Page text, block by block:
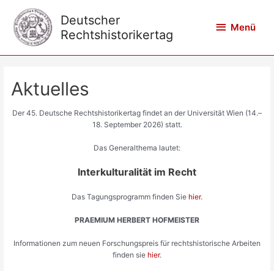
Inhalt
springen
Deutscher
Rechtshistorikertag
Menü
Menü
Aktuelles
Der 45. Deutsche Rechtshistorikertag findet an der Universität Wien (14.–
18. September 2026) statt.
Das Generalthema lautet:
Interkulturalität im Recht
Das Tagungsprogramm finden Sie hier.
PRAEMIUM HERBERT HOFMEISTER
Informationen zum neuen Forschungspreis für rechtshistorische Arbeiten
finden sie hier.